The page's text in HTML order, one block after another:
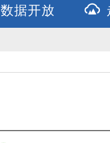
数据开放